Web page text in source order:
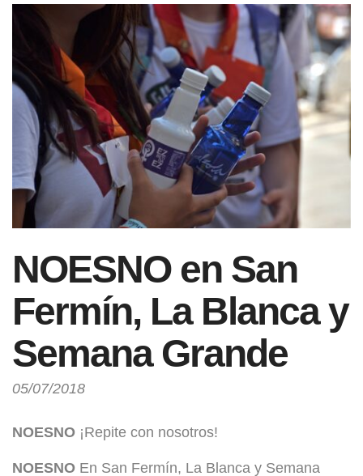
NOESNO en San
Fermín, La Blanca y
Semana Grande
05/07/2018
NOESNO ¡Repite con nosotros!
NOESNO En San Fermín, La Blanca y Semana